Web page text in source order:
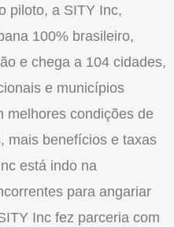
piloto, a SITY Inc,
100% brasileiro,
e chega a 104 cidades,
e municípios
melhores condições de
mais benefícios e taxas
está indo na
para angariar
Inc fez parceria com